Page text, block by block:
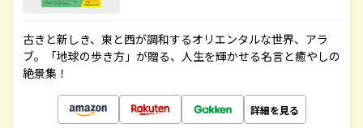
古きと新しき、東と西が調和するオリエンタルな世界、アラ
ブ。「地球の歩き方」が贈る、人生を輝かせる名言と癒やしの
絶景集！
詳細を見る